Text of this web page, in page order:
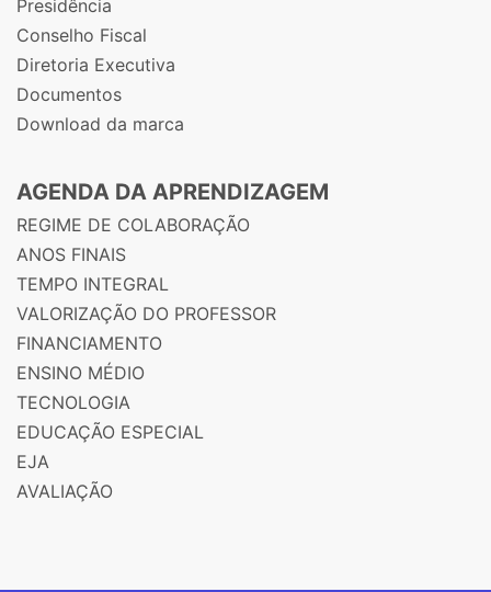
Presidência
Conselho Fiscal
Diretoria Executiva
Documentos
Download da marca
AGENDA DA APRENDIZAGEM
REGIME DE COLABORAÇÃO
ANOS FINAIS
TEMPO INTEGRAL
VALORIZAÇÃO DO PROFESSOR
FINANCIAMENTO
ENSINO MÉDIO
TECNOLOGIA
EDUCAÇÃO ESPECIAL
EJA
AVALIAÇÃO